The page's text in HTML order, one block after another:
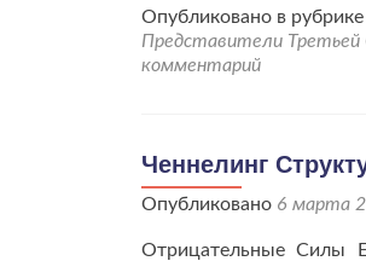
Опубликовано в рубрике
Представители Третьей
комментарий
Ченнелинг
Опубликовано 6 марта
Отрицательные Силы